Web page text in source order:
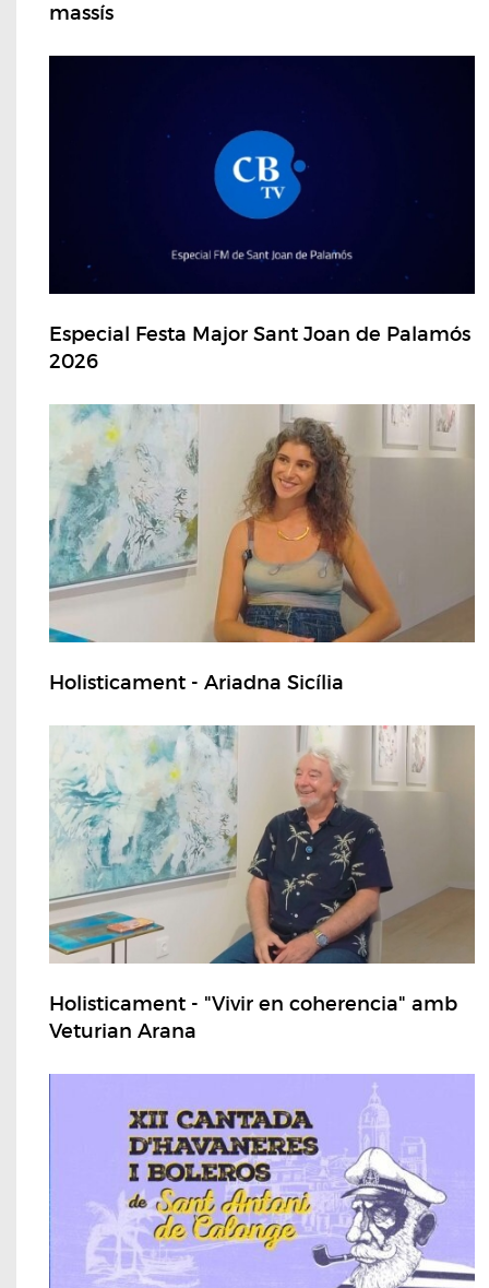
massís
Especial Festa Major Sant Joan de Palamós
2026
Holisticament - Ariadna Sicília
Holisticament - "Vivir en coherencia" amb
Veturian Arana